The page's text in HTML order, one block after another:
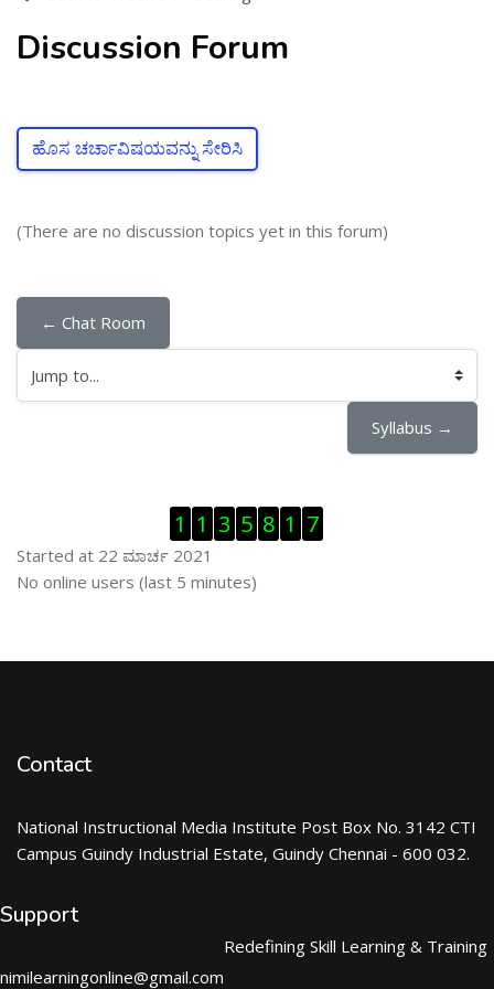
Discussion Forum
ಹೊಸ ಚರ್ಚಾವಿಷಯವನ್ನು ಸೇರಿಸಿ
(There are no discussion topics yet in this forum)
← Chat Room
Jump to...
Syllabus →
ಬದಲಿಸು Visitor Counter
1 1 3 5 8 1 7
Started at 22 ಮಾರ್ಚ 2021
ಬದಲಿಸು ನೇರಜಾಲದಲ್ಲಿರುವ ಬಳಕೆದಾರರು
No online users (last 5 minutes)
Contact
National Instructional Media Institute Post Box No. 3142 CTI
Campus Guindy Industrial Estate, Guindy Chennai - 600 032.
Support
nimilearningonline@gmail.com
Redefining Skill Learning & Training